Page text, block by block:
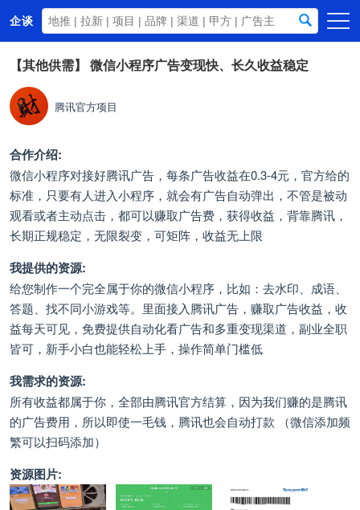
企谈
首页
商务资源
资讯动态
关于我们
【其他供需】 微信小程序广告变现快、长久收益稳定
腾讯官方项目
合作介绍:
微信小程序对接好腾讯广告，每条广告收益在0.3-4元，官方给的
标准，只要有人进入小程序，就会有广告自动弹出，不管是被动
观看或者主动点击，都可以赚取广告费，获得收益，背靠腾讯，
长期正规稳定，无限裂变，可矩阵，收益无上限
我提供的资源:
给您制作一个完全属于你的微信小程序，比如：去水印、成语、
答题、找不同小游戏等。里面接入腾讯广告，赚取广告收益，收
益每天可见，免费提供自动化看广告和多重变现渠道，副业全职
皆可，新手小白也能轻松上手，操作简单门槛低
我需求的资源:
所有收益都属于你，全部由腾讯官方结算，因为我们赚的是腾讯
的广告费用，所以即使一毛钱，腾讯也会自动打款 （微信添加频
繁可以扫码添加）
资源图片: